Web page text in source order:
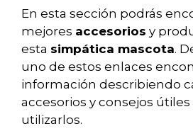
En esta sección podrás
mejores accesorios y
esta simpática mascota.
uno de estos enlaces
información describiendo
accesorios y consejos
utilizarlos.